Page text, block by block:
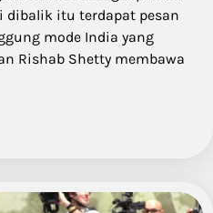
dibalik itu terdapat pesan
mode India yang
Rishab Shetty membawa